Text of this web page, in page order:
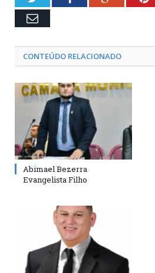
Email
CONTEÚDO RELACIONADO
Abimael Bezerra
Evangelista Filho